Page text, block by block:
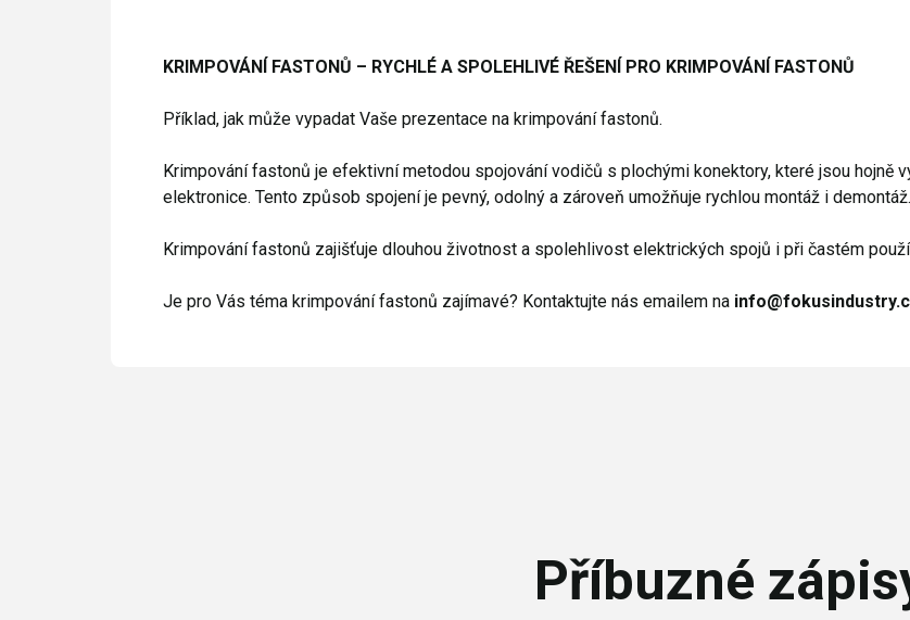
KRIMPOVÁNÍ FASTONŮ – RYCHLÉ A SPOLEHLIVÉ ŘEŠENÍ PRO KRIMPOVÁNÍ FASTONŮ
Příklad, jak může vypadat Vaše prezentace na krimpování fastonů.
Krimpování fastonů je efektivní metodou spojování vodičů s plochými konektory, které jsou hojně
elektronice. Tento způsob spojení je pevný, odolný a zároveň umožňuje rychlou montáž i demontáž.
Krimpování fastonů zajišťuje dlouhou životnost a spolehlivost elektrických spojů i při častém
Je pro Vás téma krimpování fastonů zajímavé? Kontaktujte nás emailem na
Příbuzné